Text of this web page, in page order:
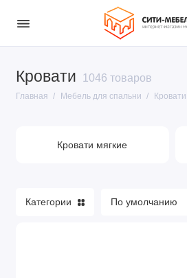
Кровати 1046 товаров
Главная Мебель для спальни Кровати
Столы туалетные
Матрасы беспружинные
Кровати мягкие
Категории